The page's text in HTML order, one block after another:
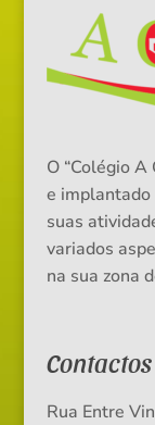
O “Colégio
e implantado
suas
variados
na sua zona
Contactos
Rua Entre